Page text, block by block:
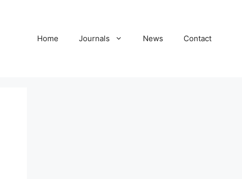
Home Journals News Contact